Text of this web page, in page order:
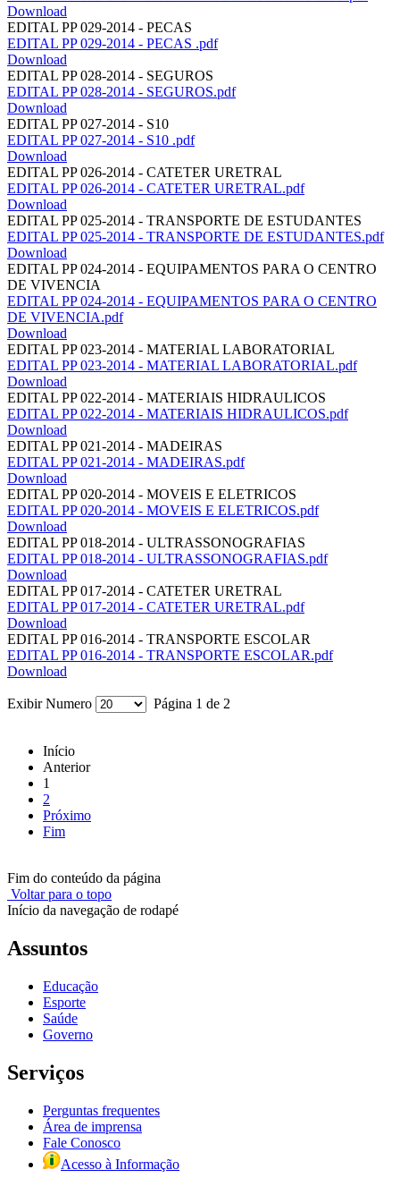
Download
EDITAL PP 029-2014 - PECAS
EDITAL PP 029-2014 - PECAS .pdf
Download
EDITAL PP 028-2014 - SEGUROS
EDITAL PP 028-2014 - SEGUROS.pdf
Download
EDITAL PP 027-2014 - S10
EDITAL PP 027-2014 - S10 .pdf
Download
EDITAL PP 026-2014 - CATETER URETRAL
EDITAL PP 026-2014 - CATETER URETRAL.pdf
Download
EDITAL PP 025-2014 - TRANSPORTE DE ESTUDANTES
EDITAL PP 025-2014 - TRANSPORTE DE ESTUDANTES.pdf
Download
EDITAL PP 024-2014 - EQUIPAMENTOS PARA O CENTRO
DE VIVENCIA
EDITAL PP 024-2014 - EQUIPAMENTOS PARA O CENTRO
DE VIVENCIA.pdf
Download
EDITAL PP 023-2014 - MATERIAL LABORATORIAL
EDITAL PP 023-2014 - MATERIAL LABORATORIAL.pdf
Download
EDITAL PP 022-2014 - MATERIAIS HIDRAULICOS
EDITAL PP 022-2014 - MATERIAIS HIDRAULICOS.pdf
Download
EDITAL PP 021-2014 - MADEIRAS
EDITAL PP 021-2014 - MADEIRAS.pdf
Download
EDITAL PP 020-2014 - MOVEIS E ELETRICOS
EDITAL PP 020-2014 - MOVEIS E ELETRICOS.pdf
Download
EDITAL PP 018-2014 - ULTRASSONOGRAFIAS
EDITAL PP 018-2014 - ULTRASSONOGRAFIAS.pdf
Download
EDITAL PP 017-2014 - CATETER URETRAL
EDITAL PP 017-2014 - CATETER URETRAL.pdf
Download
EDITAL PP 016-2014 - TRANSPORTE ESCOLAR
EDITAL PP 016-2014 - TRANSPORTE ESCOLAR.pdf
Download
Exibir Numero Página 1 de 2
Início
Anterior
1
2
Próximo
Fim
Fim do conteúdo da página
Voltar para o topo
Início da navegação de rodapé
Assuntos
Educação
Esporte
Saúde
Governo
Serviços
Perguntas frequentes
Área de imprensa
Fale Conosco
Acesso à Informação